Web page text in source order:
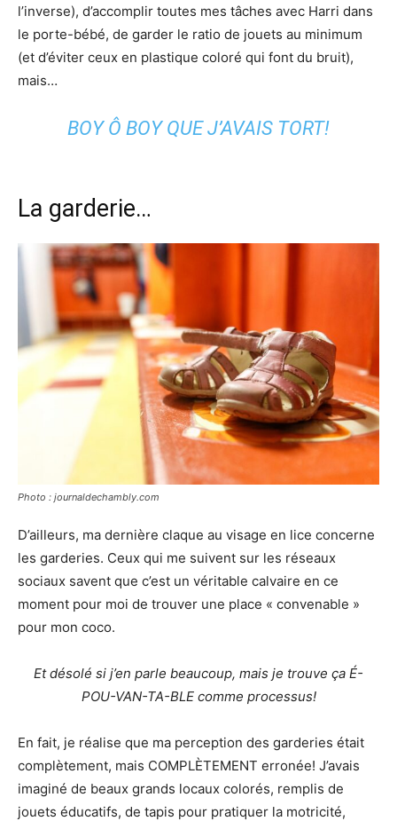
l’inverse), d’accomplir toutes mes tâches avec Harri dans
le porte-bébé, de garder le ratio de jouets au minimum
(et d’éviter ceux en plastique coloré qui font du bruit),
mais…
BOY Ô BOY QUE J’AVAIS TORT!
La garderie…
Photo : journaldechambly.com
D’ailleurs, ma dernière claque au visage en lice concerne
les garderies. Ceux qui me suivent sur les réseaux
sociaux savent que c’est un véritable calvaire en ce
moment pour moi de trouver une place « convenable »
pour mon coco.
Et désolé si j’en parle beaucoup, mais je trouve ça É-
POU-VAN-TA-BLE comme processus!
En fait, je réalise que ma perception des garderies était
complètement, mais COMPLÈTEMENT erronée! J’avais
imaginé de beaux grands locaux colorés, remplis de
jouets éducatifs, de tapis pour pratiquer la motricité,